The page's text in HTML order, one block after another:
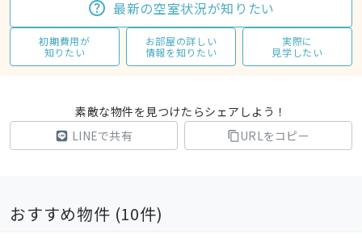
最新の空室状況が知りたい
初期費用が
知りたい
お部屋の詳しい
情報を知りたい
実際に
見学したい
素敵な物件を見つけたらシェアしよう！
LINEで共有
URLをコピー
おすすめ物件 (10件)